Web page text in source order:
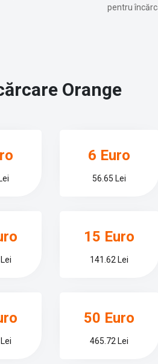
pentru
Orange
6 Euro
56.65 Lei
15 Euro
141.62 Lei
50 Euro
465.72 Lei